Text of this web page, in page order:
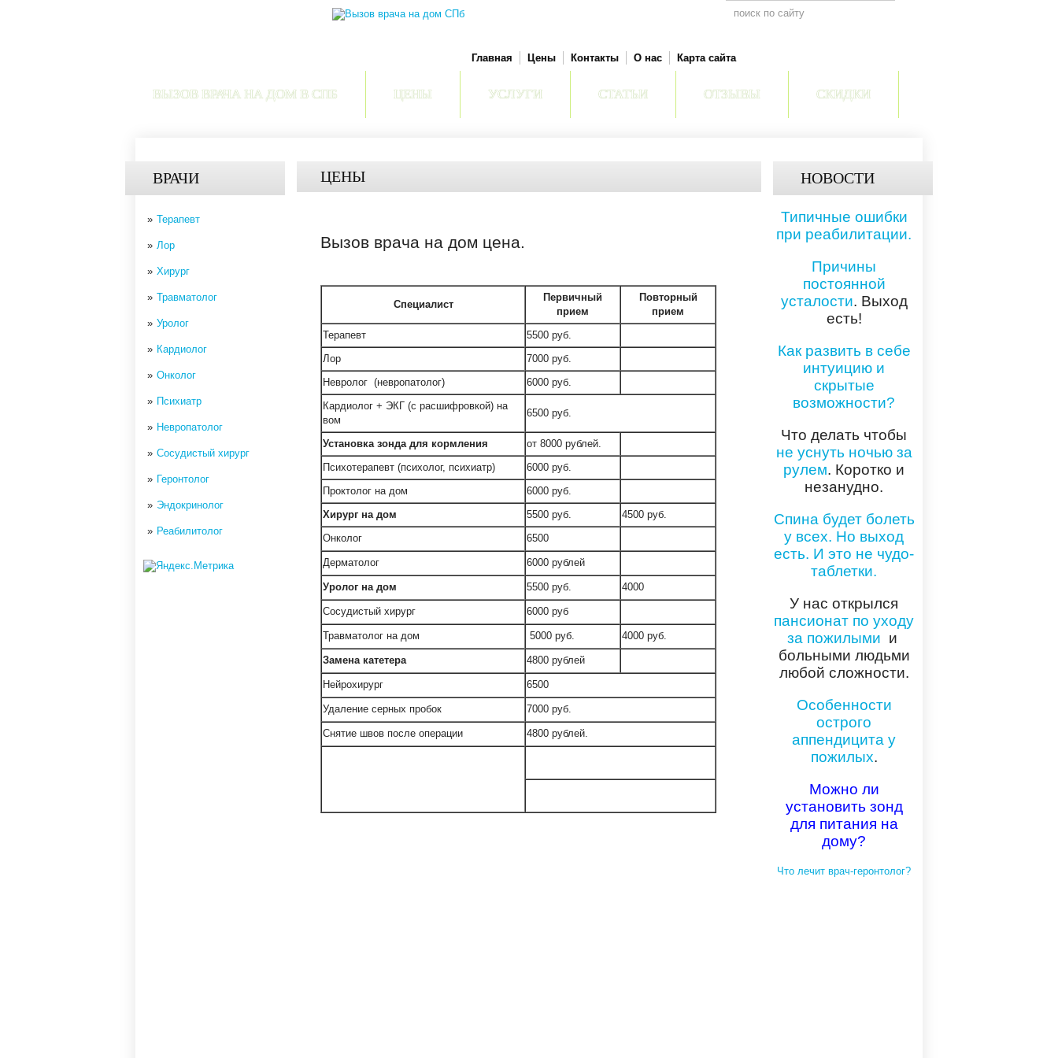
Главная Цены Контакты О нас Карта сайта
ВЫЗОВ ВРАЧА НА ДОМ В СПБ ЦЕНЫ УСЛУГИ СТАТЬИ ОТЗЫВЫ СКИДКИ
НОВОСТИ
Типичные ошибки
при реабилитации.
Причины
постоянной
усталости. Выход
есть!
Как развить в себе
интуицию и
скрытые
возможности?
Что делать чтобы
не уснуть ночью за
рулем. Коротко и
незанудно.
Спина будет болеть
у всех. Но выход
есть. И это не чудо-
таблетки.
У нас открылся
пансионат по уходу
за пожилыми и
больными людьми
любой сложности.
Особенности
острого
аппендицита у
пожилых.
Можно ли
установить зонд
для питания на
дому?
Что лечит врач-геронтолог?
ВРАЧИ
Терапевт
Лор
Хирург
Травматолог
Уролог
Кардиолог
Онколог
Психиатр
Невропатолог
Сосудистый хирург
Геронтолог
Эндокринолог
Реабилитолог
ЦЕНЫ
Вызов врача на дом цена.
Специалист
Первичный
прием
Повторный
прием
Терапевт
5500 руб.
Лор
7000 руб.
Невролог (невропатолог)
6000 руб.
Кардиолог + ЭКГ (с расшифровкой) на
вом
6500 руб.
Установка зонда для кормления
от 8000 рублей.
Психотерапевт (психолог, психиатр)
6000 руб.
Проктолог на дом
6000 руб.
Хирург на дом
5500 руб.
4500 руб.
Онколог
6500
Дерматолог 6000 рублей
Уролог на дом 5500 руб. 4000
Сосудистый хирург 6000 руб
Травматолог на дом 5000 руб. 4000 руб.
Замена катетера 4800 рублей
Нейрохирург 6500
Удаление серных пробок 7000 руб.
Снятие швов после операции 4800 рублей.